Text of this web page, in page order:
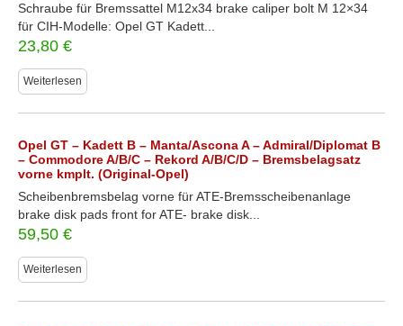
Schraube für Bremssattel M12x34 brake caliper bolt M 12×34
für CIH-Modelle: Opel GT Kadett...
23,80 €
Weiterlesen
Opel GT – Kadett B – Manta/Ascona A – Admiral/Diplomat B
– Commodore A/B/C – Rekord A/B/C/D – Bremsbelagsatz
vorne kmplt. (Original-Opel)
Scheibenbremsbelag vorne für ATE-Bremsscheibenanlage
brake disk pads front for ATE- brake disk...
59,50 €
Weiterlesen